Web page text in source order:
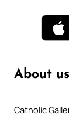
About us
Catholic